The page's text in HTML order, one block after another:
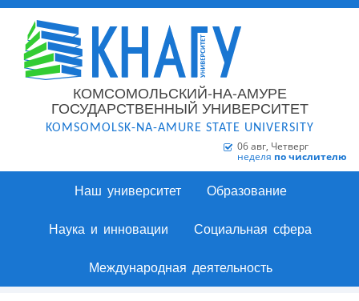
КОМСОМОЛЬСКИЙ-НА-АМУРЕ
ГОСУДАРСТВЕННЫЙ УНИВЕРСИТЕТ
KOMSOMOLSK-NA-AMURE STATE UNIVERSITY
06 авг, Четверг
неделя по числителю
Наш университет Образование
Наука и инновации Социальная сфера
Международная деятельность